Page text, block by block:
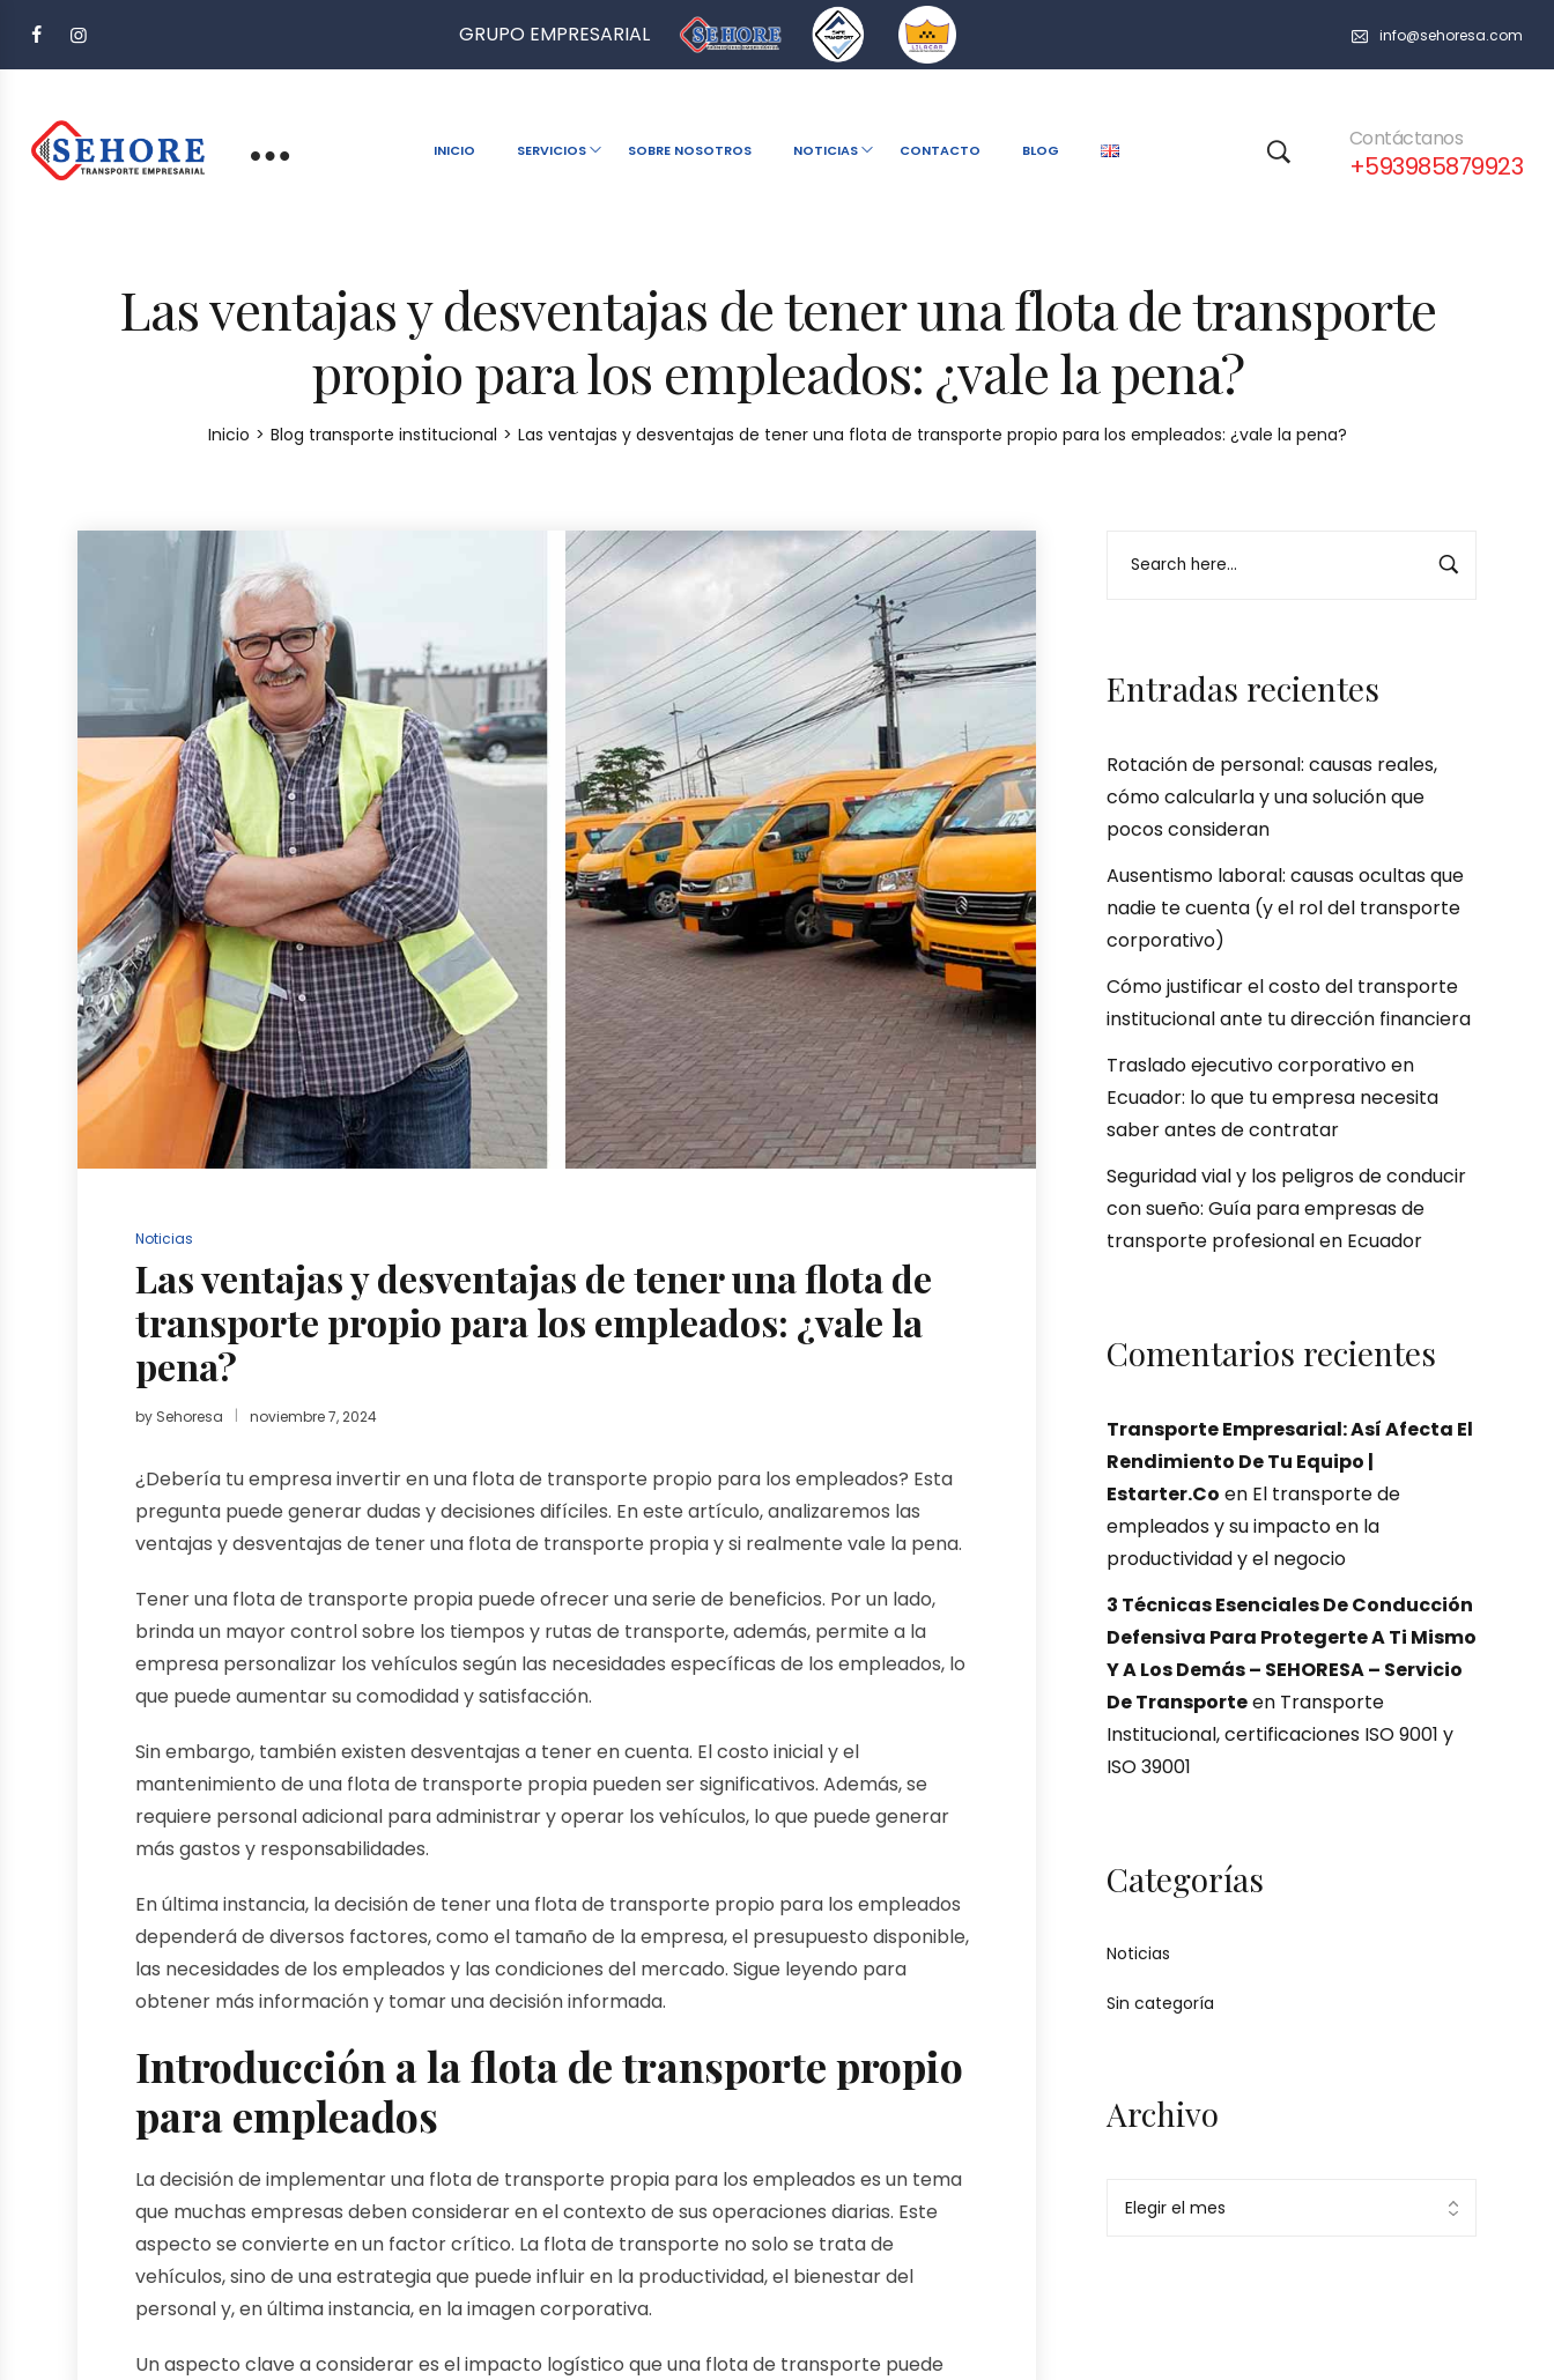
GRUPO EMPRESARIAL info@sehoresa.com
INICIO SERVICIOS SOBRE NOSOTROS NOTICIAS CONTACTO BLOG Contáctanos
+593985879923
Las ventajas y desventajas de tener una flota de transporte
propio para los empleados: ¿vale la pena?
Inicio > Blog transporte institucional > Las ventajas y desventajas de tener una flota de transporte propio para los empleados: ¿vale la pena?
Entradas recientes
Rotación de personal: causas reales,
cómo calcularla y una solución que
pocos consideran
Ausentismo laboral: causas ocultas que
nadie te cuenta (y el rol del transporte
corporativo)
Cómo justificar el costo del transporte
institucional ante tu dirección financiera
Traslado ejecutivo corporativo en
Ecuador: lo que tu empresa necesita
saber antes de contratar
Seguridad vial y los peligros de conducir
con sueño: Guía para empresas de
transporte profesional en Ecuador
Comentarios recientes
Transporte Empresarial: Así Afecta El
Rendimiento De Tu Equipo |
Estarter.co en El transporte de
empleados y su impacto en la
productividad y el negocio
3 Técnicas Esenciales De Conducción
Defensiva Para Protegerte A Ti Mismo
Y A Los Demás – SEHORESA – Servicio
De Transporteen Transporte
Institucional, certificaciones ISO 9001 y
ISO 39001
Categorías
Noticias
Sin categoría
Archivo
Noticias
Las ventajas y desventajas de tener una flota de
transporte propio para los empleados: ¿vale la
pena?
by Sehoresa noviembre 7, 2024
¿Debería tu empresa invertir en una flota de transporte propio para los empleados? Esta
pregunta puede generar dudas y decisiones difíciles. En este artículo, analizaremos las
ventajas y desventajas de tener una flota de transporte propia y si realmente vale la pena.
Tener una flota de transporte propia puede ofrecer una serie de beneficios. Por un lado,
brinda un mayor control sobre los tiempos y rutas de transporte, además, permite a la
empresa personalizar los vehículos según las necesidades específicas de los empleados, lo
que puede aumentar su comodidad y satisfacción.
Sin embargo, también existen desventajas a tener en cuenta. El costo inicial y el
mantenimiento de una flota de transporte propia pueden ser significativos. Además, se
requiere personal adicional para administrar y operar los vehículos, lo que puede generar
más gastos y responsabilidades.
En última instancia, la decisión de tener una flota de transporte propio para los empleados
dependerá de diversos factores, como el tamaño de la empresa, el presupuesto disponible,
las necesidades de los empleados y las condiciones del mercado. Sigue leyendo para
obtener más información y tomar una decisión informada.
Introducción a la flota de transporte propio
para empleados
La decisión de implementar una flota de transporte propia para los empleados es un tema
que muchas empresas deben considerar en el contexto de sus operaciones diarias. Este
aspecto se convierte en un factor crítico. La flota de transporte no solo se trata de
vehículos, sino de una estrategia que puede influir en la productividad, el bienestar del
personal y, en última instancia, en la imagen corporativa.
Un aspecto clave a considerar es el impacto logístico que una flota de transporte puede